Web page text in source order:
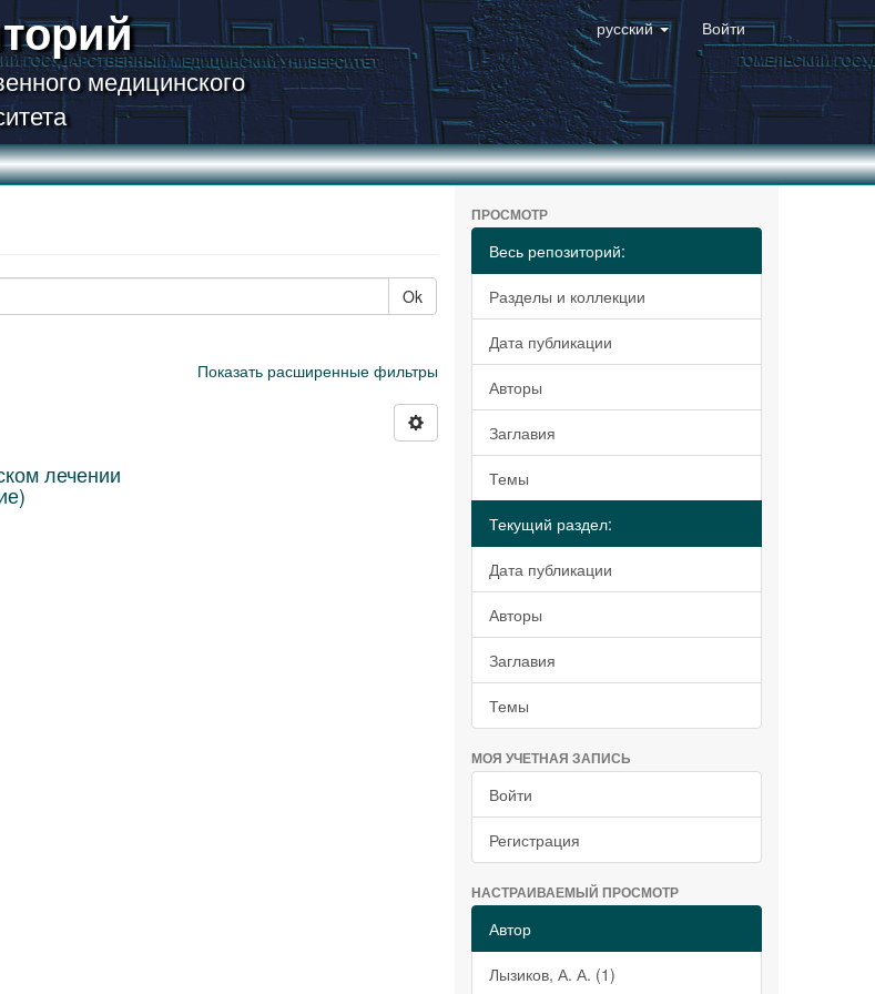
медицинского
русский Войти
Ok
Показать расширенные фильтры
лечении
ПРОСМОТР
Весь репозиторий:
Разделы и коллекции
Дата публикации
Авторы
Заглавия
Темы
Текущий раздел:
Дата публикации
Авторы
Заглавия
Темы
МОЯ УЧЕТНАЯ ЗАПИСЬ
Войти
Регистрация
НАСТРАИВАЕМЫЙ ПРОСМОТР
Автор
Лызиков, А. А. (1)